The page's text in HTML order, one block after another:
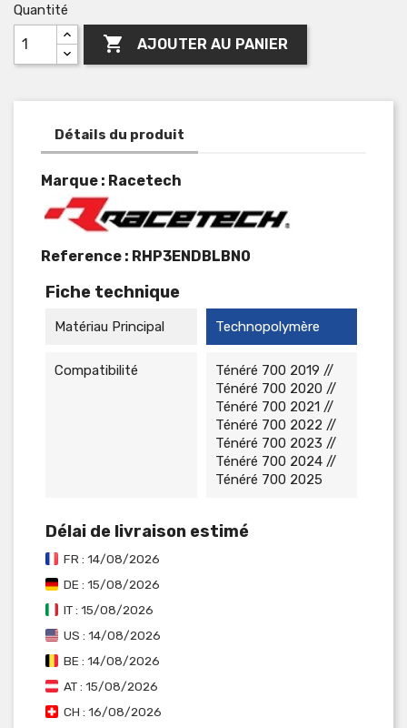
Quantité
 AJOUTER AU PANIER
Détails du produit
Marque : Racetech
Reference : RHP3ENDBLBN0
Fiche technique
Matériau Principal Technopolymère
Compatibilité
Ténéré 700 2019 //
Ténéré 700 2020 //
Ténéré 700 2021 //
Ténéré 700 2022 //
Ténéré 700 2023 //
Ténéré 700 2024 //
Ténéré 700 2025
Délai de livraison estimé
FR : 14/08/2026
DE : 15/08/2026
IT : 15/08/2026
US : 14/08/2026
BE : 14/08/2026
AT : 15/08/2026
CH : 16/08/2026